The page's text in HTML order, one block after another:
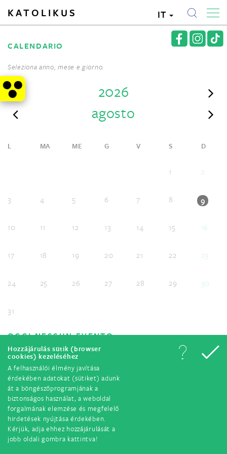
Hozzájárulás sütik (browser
cookies) kezeléséhez
A felhasználói élmény javítása
érdekében adatokat (sütiket) adunk
át a böngészőprogramjának a
biztonságos használat, a weboldal
forgalmának elemzése és megfelelő
hirdetések nyújtása érdekében.
Kérjük, adja ehhez hozzájárulását a
jobb oldali gombra kattintva!
KATOLIKUS IT
CALENDARIO
Seleziona anno, mese e giorno.
2026
agosto
L MA ME G V S D
1 2
3 4 5 6 7 8 9
10 11 12 13 14 15 16
17 18 19 20 21 22 23
24 25 26 27 28 29 30
31
OGGI NESSUN EVENTO
© Tutti i diritti riservati. 2018.